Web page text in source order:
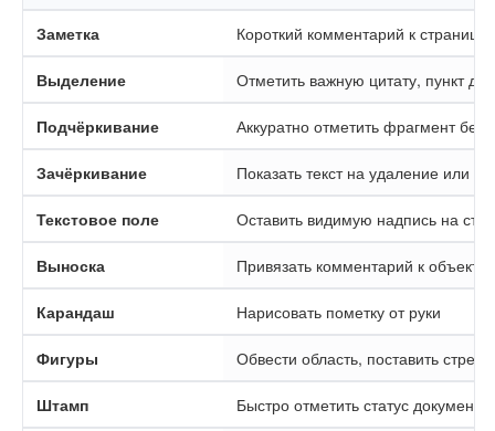
Заметка Короткий комментарий к
Выделение Отметить важную цитату, пункт
Подчёркивание Аккуратно отметить фрагмент без
Зачёркивание Показать текст на удаление или
Текстовое поле Оставить видимую надпись на
Выноска Привязать комментарий к объекту
Карандаш Нарисовать пометку от руки
Фигуры Обвести область, поставить
Штамп Быстро отметить статус документа